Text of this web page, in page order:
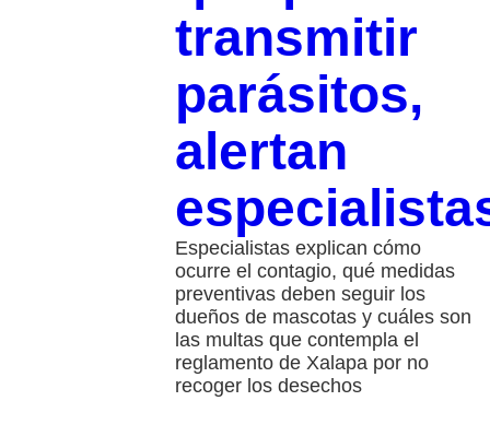
transmitir
parásitos,
alertan
Especialistas explican cómo
ocurre el contagio, qué medidas
preventivas deben seguir los
dueños de mascotas y cuáles son
las multas que contempla el
reglamento de Xalapa por no
recoger los desechos